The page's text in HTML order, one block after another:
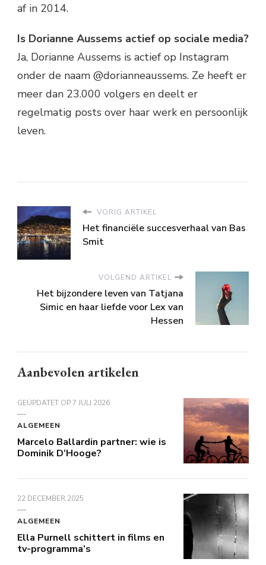
af in 2014.
Is Dorianne Aussems actief op sociale media?
Ja, Dorianne Aussems is actief op Instagram
onder de naam @dorianneaussems. Ze heeft er
meer dan 23.000 volgers en deelt er
regelmatig posts over haar werk en persoonlijk
leven.
VORIG ARTIKEL
Het financiële succesverhaal van Bas
Smit
VOLGEND ARTIKEL
Het bijzondere leven van Tatjana
Simic en haar liefde voor Lex van
Hessen
Aanbevolen artikelen
GEÜPDATET OP7 JULI 2026
ALGEMEEN
Marcelo Ballardin partner: wie is
Dominik D’Hooge?
22 DECEMBER 2025
ALGEMEEN
Ella Purnell schittert in films en
tv-programma’s